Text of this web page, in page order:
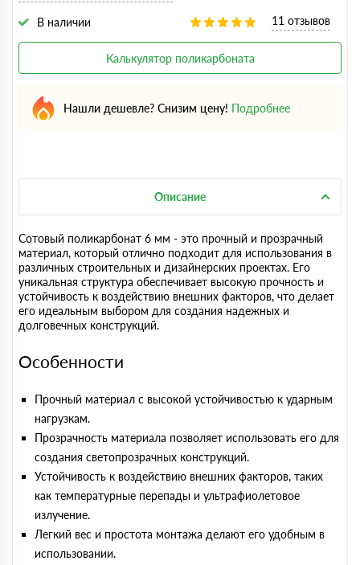
В наличии 11 отзывов
Калькулятор поликарбоната
Нашли дешевле? Снизим цену! Подробнее
Описание
Сотовый поликарбонат 6 мм - это прочный и прозрачный
материал, который отлично подходит для использования в
различных строительных и дизайнерских проектах. Его
уникальная структура обеспечивает высокую прочность и
устойчивость к воздействию внешних факторов, что делает
его идеальным выбором для создания надежных и
долговечных конструкций.
Особенности
Прочный материал с высокой устойчивостью к ударным
нагрузкам.
Прозрачность материала позволяет использовать его для
создания светопрозрачных конструкций.
Устойчивость к воздействию внешних факторов, таких
как температурные перепады и ультрафиолетовое
излучение.
Легкий вес и простота монтажа делают его удобным в
использовании.